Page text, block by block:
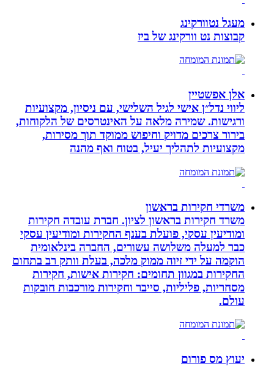
מעגל נטוורקינג
קבוצות נט וורקינג של ביז
אלן אפשטיין
ליווי נדל״ן אישי לגיל השלישי, עם ניסיון, מקצועיות
ורגישות. שמירה מלאה על האינטרסים של הלקוחות,
בירור צרכים מדויק וחיפוש ממוקד תוך מסירות,
מקצועיות לתהליך יעיל, בטוח ואף מהנה
משרדי חקירות בראשון
משרד חקירות בראשון לציון. חברת עובדה חקירות
ומודיעין עסקי, פועלת בענף החקירות ומודיעין עסקי
כבר למעלה משלושה עשורים, החברה בינלאומית
הוקמה על ידי זיוה ממוק מלכה, בעלת וותק רב בתחום
החקירות במגוון תחומים: חקירות אישות, חקירות
מסחריות, פליליות, סייבר וחקירות מורכבות חובקות
עולם.
יעוץ מס פורום